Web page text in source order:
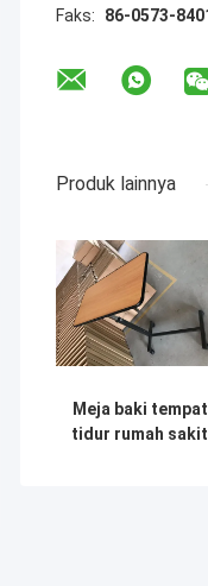
Faks:
86-0573-
Produk lainnya
Meja baki tempat
tidur rumah sakit